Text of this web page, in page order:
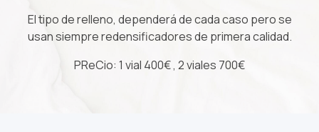
El tipo de relleno, dependerá de cada caso pero se
usan siempre redensificadores de primera calidad.
PReCio: 1 vial 400€ , 2 viales 700€